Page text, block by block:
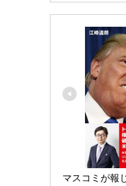
マスコミが報